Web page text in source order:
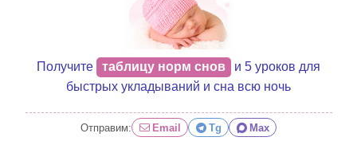
Получите таблицу норм снов
и 5 уроков для
быстрых укладываний и сна всю ночь
Отправим: Email Tg Max